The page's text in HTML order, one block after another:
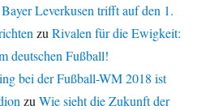
Leverkusen trifft auf den 1.
zuRivalen für die Ewigkeit:
deutschen Fußball!
bei der Fußball-WM 2018 ist
zuWie sieht die Zukunft der